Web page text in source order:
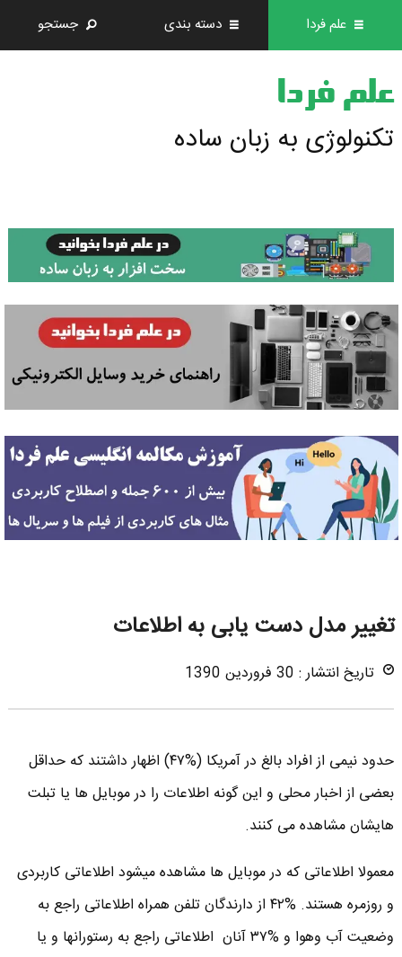
علم فردا دسته بندی جستجو
علم فردا
تکنولوژی به زبان ساده
تغییر مدل دست یابی به اطلاعات
تاریخ انتشار : 30 فروردین 1390
حدود نیمی از افراد بالغ در آمریکا (%۴۷) اظهار داشتند که حداقل
بعضی از اخبار محلی و این گونه اطلاعات را در موبایل ها یا تبلت
هایشان مشاهده می کنند.
معمولا اطلاعاتی که در موبایل ها مشاهده میشود اطلاعاتی کاربردی
و روزمره هستند. %۴۲ از دارندگان تلفن همراه اطلاعاتی راجع به
وضعیت آب وهوا و %۳۷ آنان اطلاعاتی راجع به رستورانها و یا